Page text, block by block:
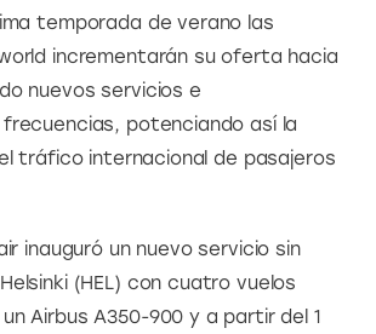
temporada de verano las
incrementarán su oferta hacia
nuevos servicios e
potenciando así la
tráfico internacional de pasajeros
inauguró un nuevo servicio sin
(HEL) con cuatro vuelos
Airbus A350-900 y a partir del 1